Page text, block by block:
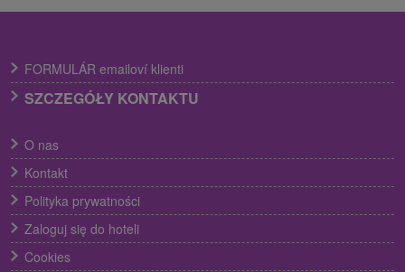
FORMULÁR emailoví klienti
SZCZEGÓŁY KONTAKTU
O nas
Kontakt
Polityka prywatności
Zaloguj się do hoteli
Cookies